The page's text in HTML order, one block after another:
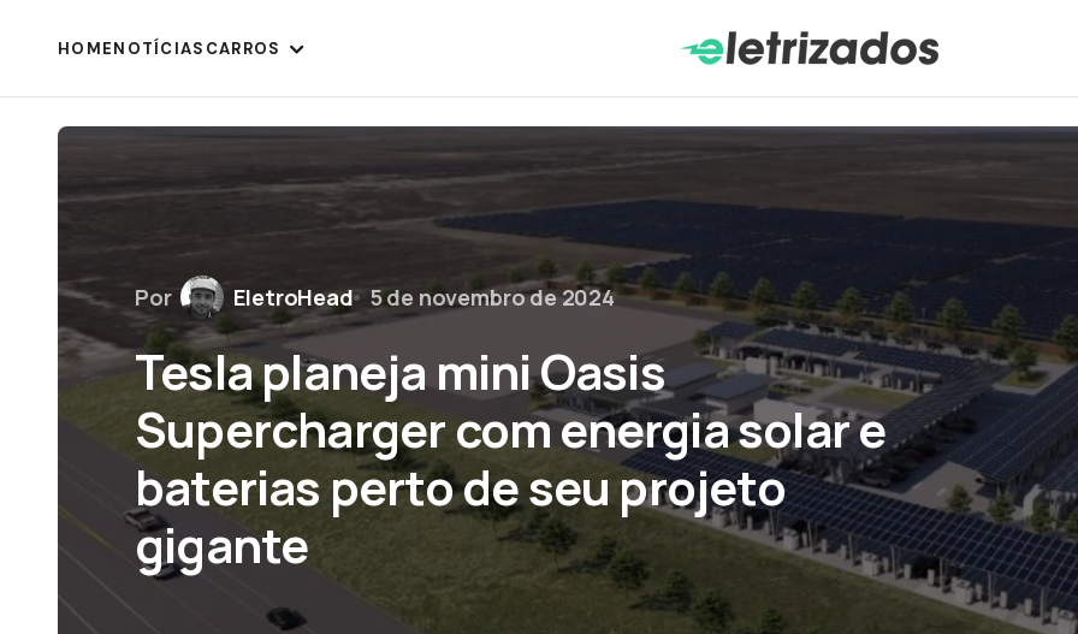
HOMENOTÍCIAS CARROS
Por EletroHead 5 de novembro de 2024
Tesla planeja mini Oasis
Supercharger com energia solar e
baterias perto de seu projeto
gigante